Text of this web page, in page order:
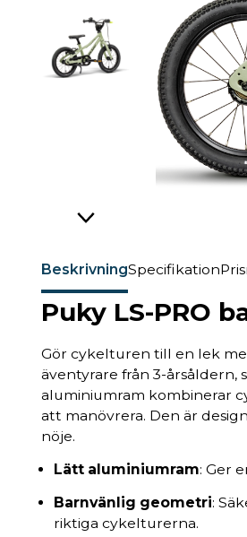
BeskrivningSpecifikation
Puky LS-PRO
Gör cykelturen till en lek
äventyrare från 3-årsåldern,
aluminiumram kombinerar
att manövrera. Den är
nöje.
Lätt aluminiumram: Ger
Barnvänlig geometri:
riktiga cykelturerna.